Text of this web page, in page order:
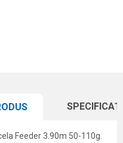
Feeder 3.90m 50-110g.